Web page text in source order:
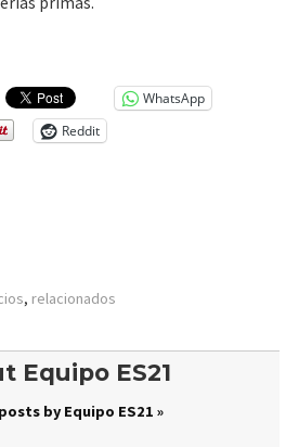
WhatsApp
Reddit
, relacionados
Equipo ES21
by Equipo ES21 »